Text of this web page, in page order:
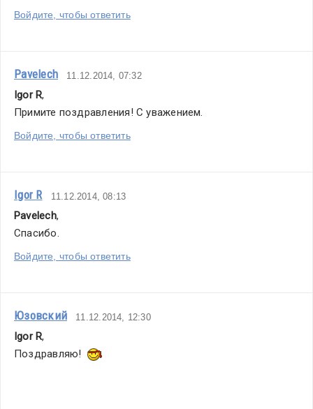
Войдите, чтобы ответить
Pavelech 11.12.2014, 07:32
Igor R,
Примите поздравления! С уважением.
Войдите, чтобы ответить
Igor R 11.12.2014, 08:13
Pavelech,
Спасибо.
Войдите, чтобы ответить
Юзовский 11.12.2014, 12:30
Igor R,
Поздравляю!